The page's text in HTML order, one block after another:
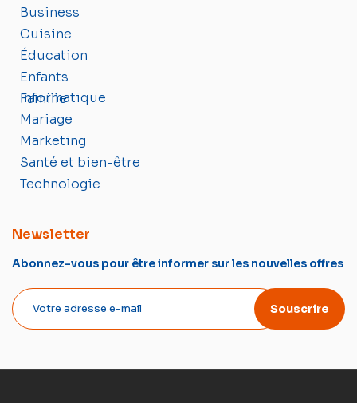
Business
Cuisine
Éducation
Enfants
Famille
Informatique
Mariage
Marketing
Santé et bien-être
Technologie
Newsletter
Abonnez-vous pour être informer sur les nouvelles offres
Souscrire